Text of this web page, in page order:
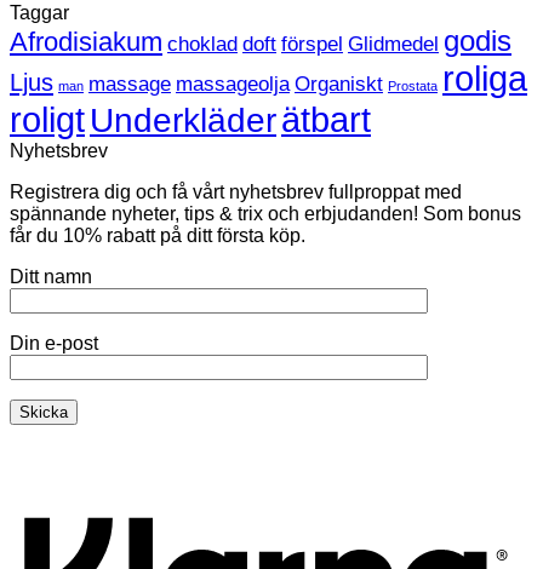
Heta
sextips!
Taggar
Afrodisiakum choklad doft förspel Glidmedel godis
Ljus man massage massageolja Organiskt Prostata roliga
roligtUnderkläderätbart
Nyhetsbrev
Registrera dig och få vårt nyhetsbrev fullproppat med
spännande nyheter, tips & trix och erbjudanden! Som bonus
får du 10% rabatt på ditt första köp.
Ditt namn
Din e-post